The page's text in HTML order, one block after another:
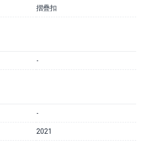
摺疊扣
-
-
2021